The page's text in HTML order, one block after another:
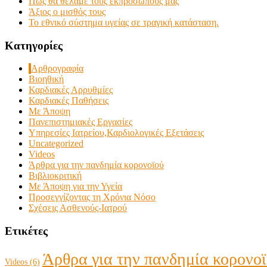
Άξιος ο μισθός τους
Το εθνικό σύστημα υγείας σε τραγική κατάσταση.
Kατηγορίες
Αρθρογραφία
Βιοηθική
Καρδιακές Αρρυθμίες
Καρδιακές Παθήσεις
Με Άποψη
Πανεπιστημιακές Εργασίες
Υπηρεσίες Ιατρείου,Καρδιολογικές Εξετάσεις
Uncategorized
Videos
Άρθρα για την πανδημία κορονοϊού
Βιβλιοκριτική
Με Άποψη για την Υγεία
Προσεγγίζοντας τη Χρόνια Νόσο
Σχέσεις Ασθενούς-Ιατρού
Ετικέτες
Videos (6) Άρθρα για την πανδημία